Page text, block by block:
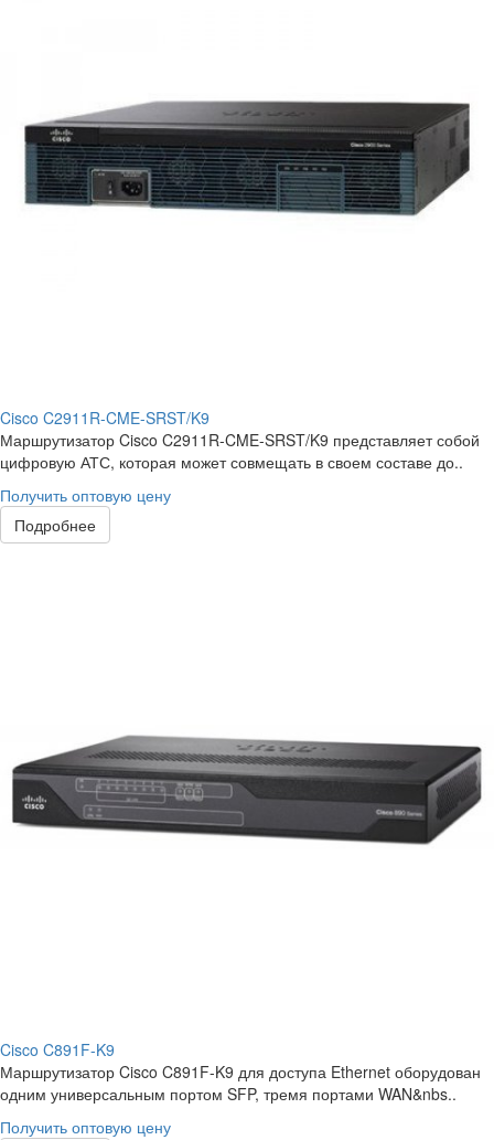
Cisco C2911R-CME-SRST/K9
Маршрутизатор Cisco C2911R-CME-SRST/K9 представляет собой
цифровую АТС, которая может совмещать в своем составе до..
Получить оптовую цену
Подробнее
Cisco C891F-K9
Маршрутизатор Cisco C891F-K9 для доступа Ethernet оборудован
одним универсальным портом SFP, тремя портами WAN&nbs..
Получить оптовую цену